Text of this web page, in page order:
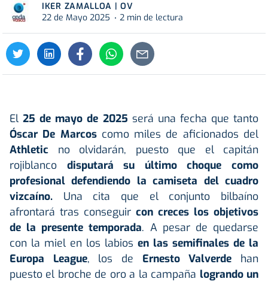
IKER ZAMALLOA | OV
22 de Mayo 2025
2 min de lectura
El25 de mayo de 2025 será una fecha que tanto
Óscar De Marcoscomo miles de aficionados del
Athletic no olvidarán, puesto que el capitán
rojiblanco disputará su último choque como
profesional defendiendo la camiseta del cuadro
vizcaíno. Una cita que el conjunto bilbaíno
afrontará tras conseguir con creces los objetivos
de la presente temporada. A pesar de quedarse
con la miel en los labios en las semifinales de la
Europa League, los de Ernesto Valverde han
puesto el broche de oro a la campaña logrando un